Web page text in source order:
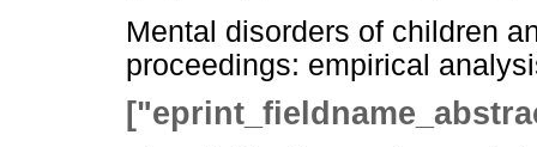
Mental disorders of children
proceedings: empirical